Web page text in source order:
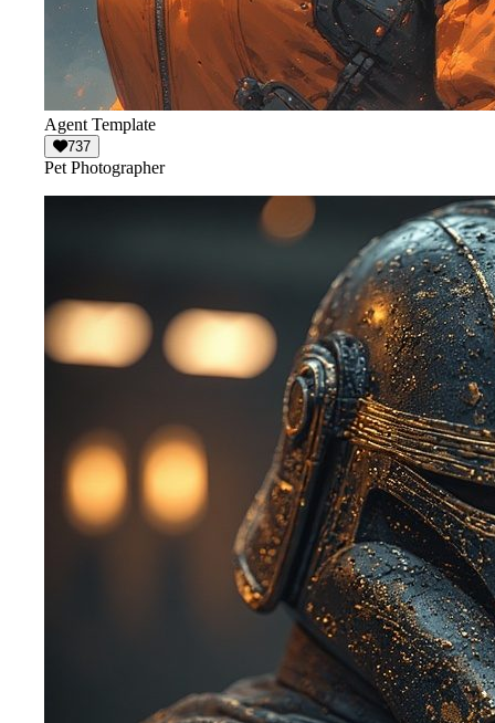
Agent Template
737
Pet Photographer